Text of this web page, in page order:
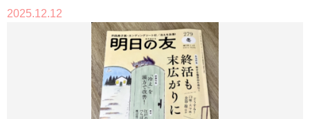
2025.12.12